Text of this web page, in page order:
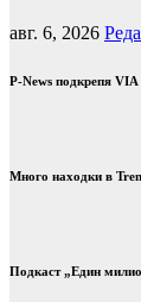
авг. 6, 2026
P-News подкрепя
Много находки в
Подкаст „Един